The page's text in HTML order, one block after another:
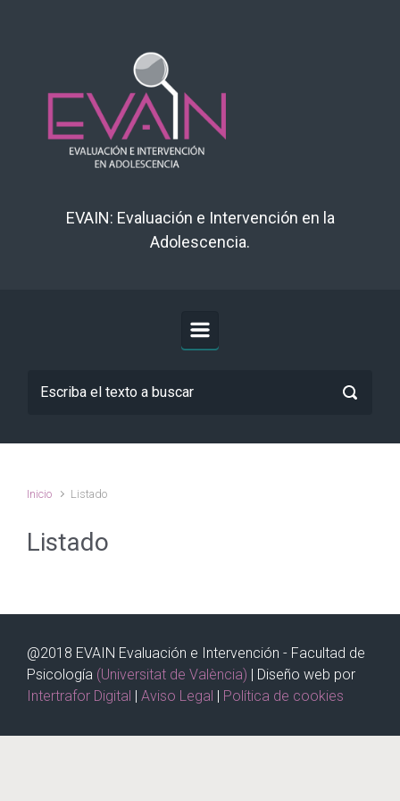
EVAIN: Evaluación e Intervención en la
Adolescencia.
Inicio Listado
Listado
@2018 EVAIN Evaluación e Intervención - Facultad de
Psicología (Universitat de València) | Diseño web por
Intertrafor Digital | Aviso Legal | Política de cookies